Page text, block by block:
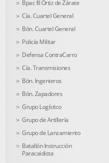
Bpac III Ortiz de Zárate
Cía. Cuartel General
Bón. Cuartel General
Policía Militar
Defensa ContraCarro
Cía. Transmisiones
Bón. Ingenieros
Bón. Zapadores
Grupo Logístico
Grupo de Artillería
Grupo de Lanzamiento
Batallón Instrucción
Paracaidista